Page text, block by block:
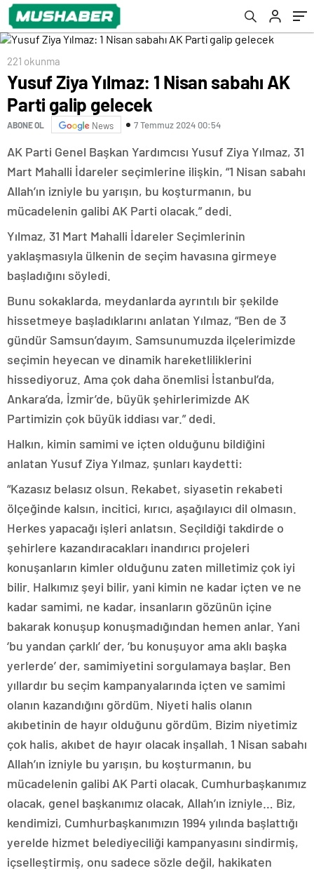
221 okunma
Yusuf Ziya Yılmaz: 1 Nisan sabahı AK
Parti galip gelecek
ABONE OL News 7 Temmuz 2024 00:54
AK Parti Genel Başkan Yardımcısı Yusuf Ziya Yılmaz, 31
Mart Mahalli İdareler seçimlerine ilişkin, “1 Nisan sabahı
Allah’ın izniyle bu yarışın, bu koşturmanın, bu
mücadelenin galibi AK Parti olacak.” dedi.
Yılmaz, 31 Mart Mahalli İdareler Seçimlerinin
yaklaşmasıyla ülkenin de seçim havasına girmeye
başladığını söyledi.
Bunu sokaklarda, meydanlarda ayrıntılı bir şekilde
hissetmeye başladıklarını anlatan Yılmaz, “Ben de 3
gündür Samsun’dayım. Samsunumuzda ilçelerimizde
seçimin heyecan ve dinamik hareketliliklerini
hissediyoruz. Ama çok daha önemlisi İstanbul’da,
Ankara’da, İzmir’de, büyük şehirlerimizde AK
Partimizin çok büyük iddiası var.” dedi.
Halkın, kimin samimi ve içten olduğunu bildiğini
anlatan Yusuf Ziya Yılmaz, şunları kaydetti:
“Kazasız belasız olsun. Rekabet, siyasetin rekabeti
ölçeğinde kalsın, incitici, kırıcı, aşağılayıcı dil olmasın.
Herkes yapacağı işleri anlatsın. Seçildiği takdirde o
şehirlere kazandıracakları inandırıcı projeleri
konuşanların kimler olduğunu zaten milletimiz çok iyi
bilir. Halkımız şeyi bilir, yani kimin ne kadar içten ve ne
kadar samimi, ne kadar, insanların gözünün içine
bakarak konuşup konuşmadığından hemen anlar. Yani
‘bu yandan çarklı’ der, ‘bu konuşuyor ama aklı başka
yerlerde’ der, samimiyetini sorgulamaya başlar. Ben
yıllardır bu seçim kampanyalarında içten ve samimi
olanın kazandığını gördüm. Niyeti halis olanın
akıbetinin de hayır olduğunu gördüm. Bizim niyetimiz
çok halis, akıbet de hayır olacak inşallah. 1 Nisan sabahı
Allah’ın izniyle bu yarışın, bu koşturmanın, bu
mücadelenin galibi AK Parti olacak. Cumhurbaşkanımız
olacak, genel başkanımız olacak, Allah’ın izniyle… Biz,
kendimizi, Cumhurbaşkanımızın 1994 yılında başlattığı
yerelde hizmet belediyeciliği kampanyasını sindirmiş,
içselleştirmiş, onu sadece sözle değil, hakikaten